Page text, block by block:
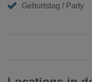
Geburtstag / Party